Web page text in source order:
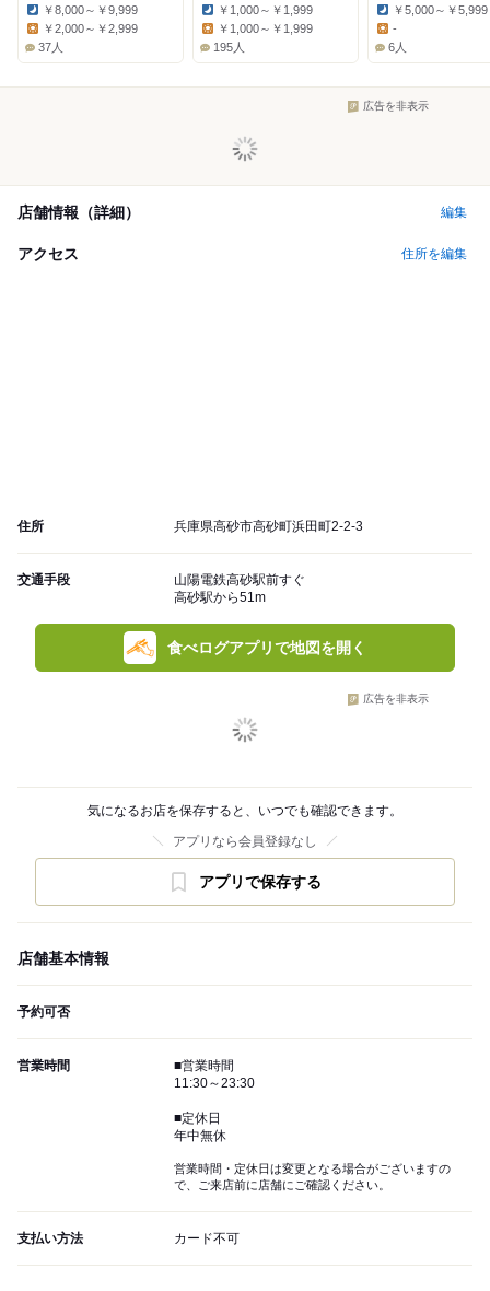
Dinner:
￥8,000～￥9,999
Lunch:
￥2,000～￥2,999
37人
Dinner:
￥1,000～￥1,999
￥1,000～￥1,999
195人
Dinner:
￥5,000～￥5,999
Lunch:
-
6人
広告を非表示
店舗情報（詳細） 編集
アクセス 住所を編集
住所 兵庫県高砂市高砂町浜田町2-2-3
交通手段
山陽電鉄高砂駅前すぐ
高砂駅から51m
食べログアプリで地図を開く
広告を非表示
気になるお店を保存すると、いつでも確認できます。
アプリなら会員登録なし
アプリで保存する
店舗基本情報
予約可否
営業時間
■営業時間
11:30～23:30
■定休日
年中無休
営業時間・定休日は変更となる場合がございますの
で、ご来店前に店舗にご確認ください。
支払い方法 カード不可